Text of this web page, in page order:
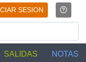
SESION
SALIDAS NOTAS